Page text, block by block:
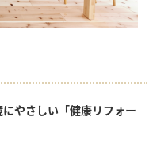
やさしい「健康リフォー